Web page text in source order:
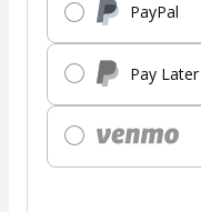
PayPal
Pay Later